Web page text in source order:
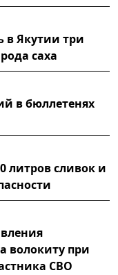
в Якутии три
саха
в бюллетенях
литров сливок и
волокиту при
СВО